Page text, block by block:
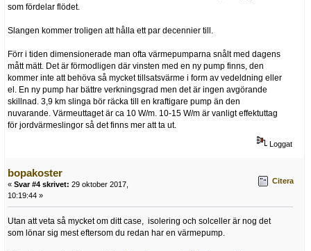
som fördelar flödet.
Slangen kommer troligen att hålla ett par decennier till.
Förr i tiden dimensionerade man ofta värmepumparna snålt med dagens
mått mätt. Det är förmodligen där vinsten med en ny pump finns, den
kommer inte att behöva så mycket tillsatsvärme i form av vedeldning eller
el. En ny pump har bättre verkningsgrad men det är ingen avgörande
skillnad. 3,9 km slinga bör räcka till en kraftigare pump än den
nuvarande. Värmeuttaget är ca 10 W/m. 10-15 W/m är vanligt effektuttag
för jordvärmeslingor så det finns mer att ta ut.
Loggat
bopakoster
« Svar #4 skrivet: 29 oktober 2017,
10:19:44 »
Citera
Utan att veta så mycket om ditt case, isolering och solceller är nog det
som lönar sig mest eftersom du redan har en värmepump.